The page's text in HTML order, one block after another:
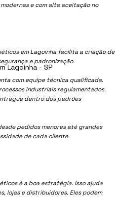
e com alta aceitação no
em Lagoinha facilita a criação de
e padronização.
com equipe técnica qualificada.
industriais regulamentados.
dentro dos padrões
pedidos menores até grandes
de cada cliente.
é a boa estratégia. Isso ajuda
lojas e distribuidores. Eles podem
Lagoinha - SP